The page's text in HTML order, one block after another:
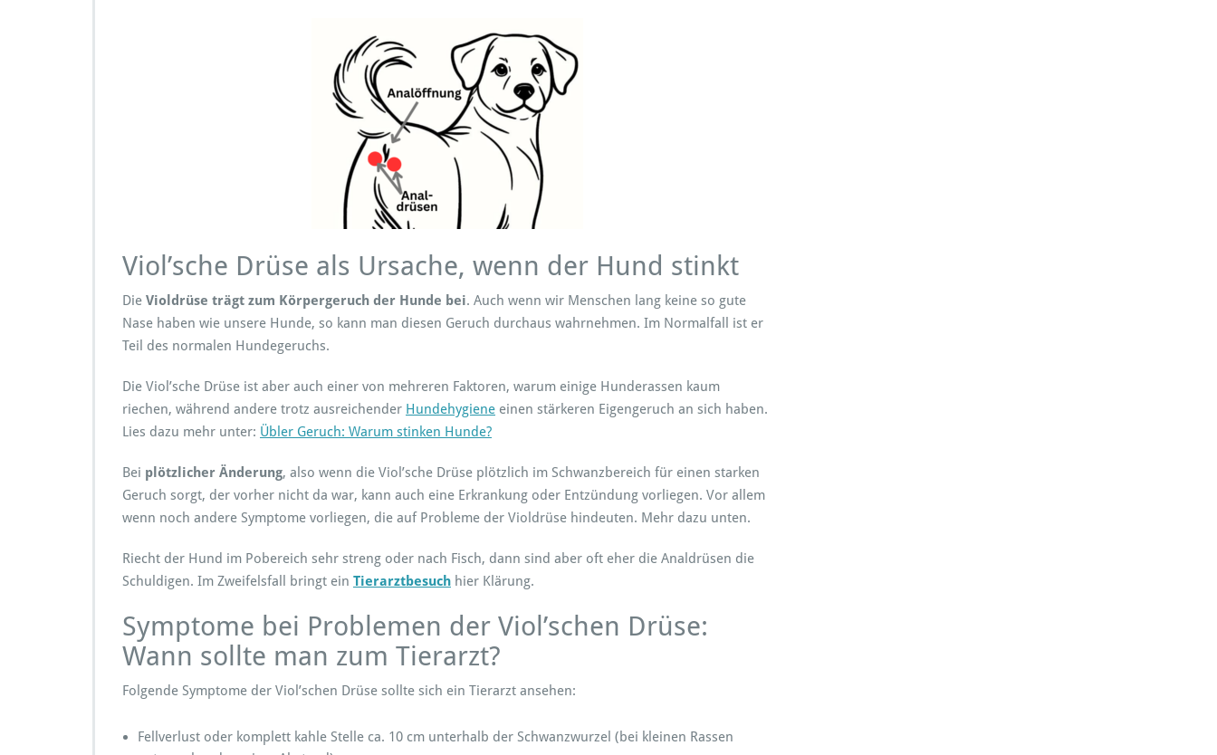
Viol’sche Drüse als Ursache, wenn der Hund stinkt
Die Violdrüse trägt zum Körpergeruch der Hunde bei. Auch wenn wir Menschen lang keine so gute
Nase haben wie unsere Hunde, so kann man diesen Geruch durchaus wahrnehmen. Im Normalfall ist er
Teil des normalen Hundegeruchs.
Die Viol’sche Drüse ist aber auch einer von mehreren Faktoren, warum einige Hunderassen kaum
riechen, während andere trotz ausreichender Hundehygiene einen stärkeren Eigengeruch an sich haben.
Lies dazu mehr unter: Übler Geruch: Warum stinken Hunde?
Bei plötzlicher Änderung, also wenn die Viol’sche Drüse plötzlich im Schwanzbereich für einen starken
Geruch sorgt, der vorher nicht da war, kann auch eine Erkrankung oder Entzündung vorliegen. Vor allem
wenn noch andere Symptome vorliegen, die auf Probleme der Violdrüse hindeuten. Mehr dazu unten.
Riecht der Hund im Pobereich sehr streng oder nach Fisch, dann sind aber oft eher die Analdrüsen die
Schuldigen. Im Zweifelsfall bringt ein Tierarztbesuch hier Klärung.
Symptome bei Problemen der Viol’schen Drüse:
Wann sollte man zum Tierarzt?
Folgende Symptome der Viol’schen Drüse sollte sich ein Tierarzt ansehen:
Fellverlust oder komplett kahle Stelle ca. 10 cm unterhalb der Schwanzwurzel (bei kleinen Rassen